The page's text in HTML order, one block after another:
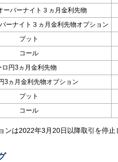
ーバーナイト３ヵ月金利先物
ーナイト３ヵ月金利先物オプション
プット
コール
ロ円3ヵ月金利先物
3ヵ月金利先物オプション
プット
コール
ンは2022年3月20日以降取引を停止